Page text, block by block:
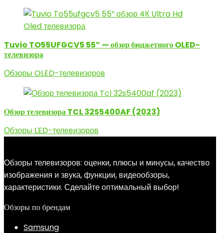
Tuvio TO55UFGCV5 55” — обзор бюджетного OLED-
телевизора
Обзоры OLED-телевизоров
Обзор телевизора TCL 32S5400AF (2023)
Обзоры LED-телевизоров
Обзоры телевизоров: оценки, плюсы и минусы, качество
изображения и звука, функции, видеообзоры,
характеристики. Сделайте оптимальный выбор!
Обзоры по брендам
Samsung